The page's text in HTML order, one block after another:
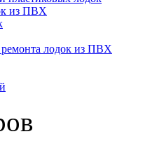
из ПВХ
лодок из ПВХ